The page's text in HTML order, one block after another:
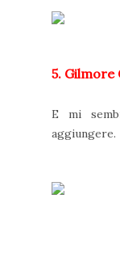
5. Gilmore
E mi
aggiungere.